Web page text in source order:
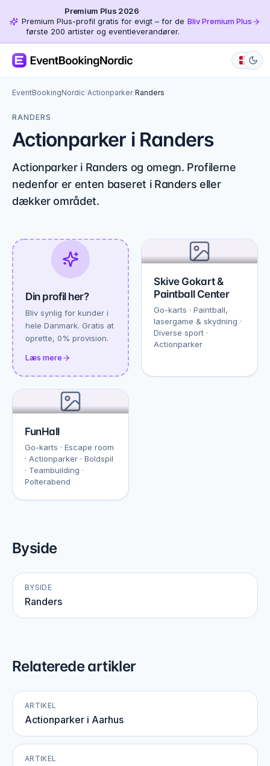
Premium Plus 2026·
Premium Plus-profil gratis for evigt – for de
første 200 artister og eventleverandører.
Bliv Premium Plus
EventBookingNordic/Actionparker/Randers
RANDERS
Actionparker i Randers
Actionparker i Randers og omegn. Profilerne
nedenfor er enten baseret i Randers eller
dækker området.
Din profil her?
Bliv synlig for kunder i
hele Danmark. Gratis at
oprette, 0% provision.
Læs mere
Skive Gokart &
Paintball Center
Go-karts · Paintball,
lasergame & skydning ·
Diverse sport ·
Actionparker
FunHall
Go-karts · Escape room
· Actionparker · Boldspil
· Teambuilding ·
Polterabend
Byside
BYSIDE
Randers
Relaterede artikler
ARTIKEL
Actionparker i Aarhus
ARTIKEL